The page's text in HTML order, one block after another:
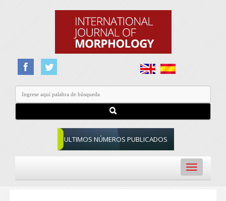
ULTIMOS NÚMEROS PUBLICADOS
Toggle
navigation